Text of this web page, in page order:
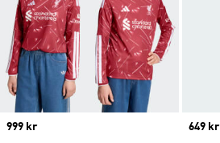
Price
999 kr
Price
649 kr